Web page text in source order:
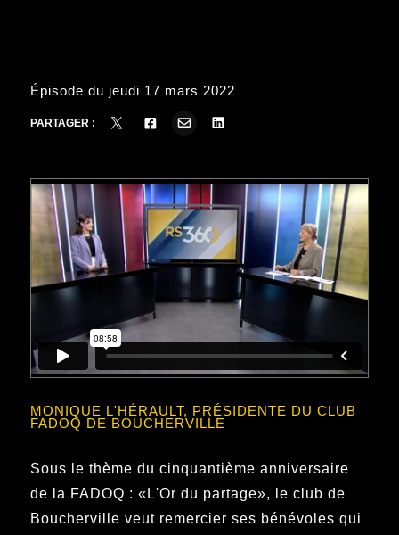
Épisode du jeudi 17 mars 2022
PARTAGER :
MONIQUE L'HÉRAULT, PRÉSIDENTE DU CLUB
FADOQ DE BOUCHERVILLE
Sous le thème du cinquantième anniversaire
de la FADOQ : «L'Or du partage», le club de
Boucherville veut remercier ses bénévoles qui